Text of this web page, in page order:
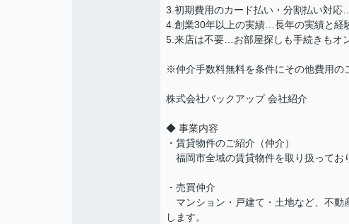
3.初期費用のカード払い・分割払い対応
4.創業30年以上の実績…長年の実績と経
5.来店は不要…お部屋探しも手続きもオ
※仲介手数料無料を条件にその他費用の
株式会社バックアップ 会社紹介
◆ 事業内容
・賃貸物件のご紹介（仲介）
福岡市全域の賃貸物件を取り扱ってお
・売買仲介
マンション・戸建て・土地など、不動
します。